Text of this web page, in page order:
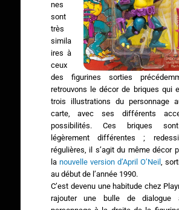
nes
sont
très
simila
ires à
ceux
des figurines sorties
retrouvons le décor de briques qui
trois illustrations du personnage
carte, avec ses différents
possibilités. Ces briques
légèrement différentes ;
régulières, il s’agit du même décor
la nouvelle version d’April O’Neil ,
au début de l’année 1990.
C’est devenu une habitude chez
rajouter une bulle de